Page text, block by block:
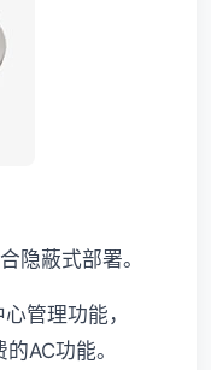
隐蔽式部署。
管理功能，
AC功能。